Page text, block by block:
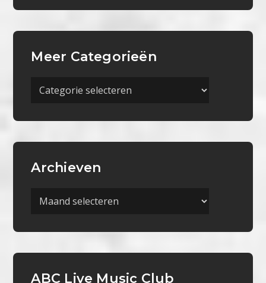
Meer Categorieën
Meer
Archieven
Archieven
ABC Live Music Club